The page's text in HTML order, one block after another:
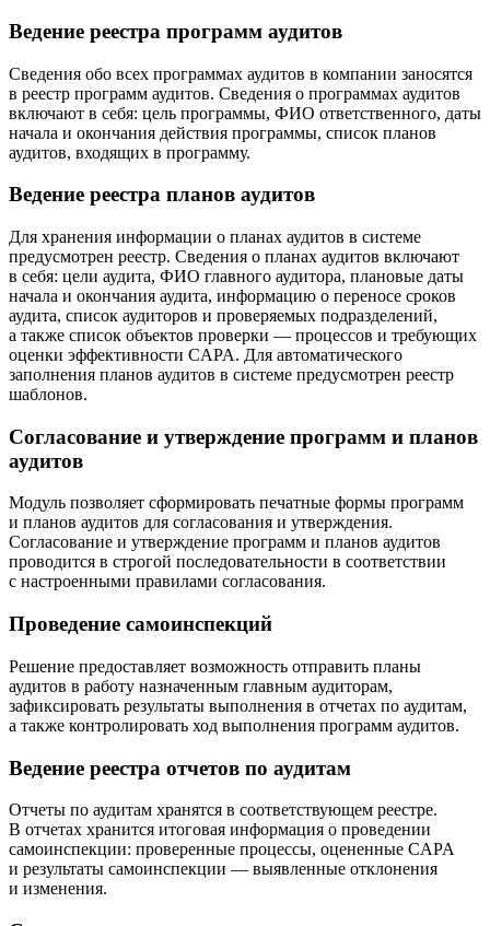
Ведение реестра программ аудитов
Сведения обо всех программах аудитов в компании заносятся
в реестр программ аудитов. Сведения о программах аудитов
включают в себя: цель программы, ФИО ответственного, даты
начала и окончания действия программы, список планов
аудитов, входящих в программу.
Ведение реестра планов аудитов
Для хранения информации о планах аудитов в системе
предусмотрен реестр. Сведения о планах аудитов включают
в себя: цели аудита, ФИО главного аудитора, плановые даты
начала и окончания аудита, информацию о переносе сроков
аудита, список аудиторов и проверяемых подразделений,
а также список объектов проверки — процессов и требующих
оценки эффективности CAPA. Для автоматического
заполнения планов аудитов в системе предусмотрен реестр
шаблонов.
Согласование и утверждение программ и планов
аудитов
Модуль позволяет сформировать печатные формы программ
и планов аудитов для согласования и утверждения.
Согласование и утверждение программ и планов аудитов
проводится в строгой последовательности в соответствии
с настроенными правилами согласования.
Проведение самоинспекций
Решение предоставляет возможность отправить планы
аудитов в работу назначенным главным аудиторам,
зафиксировать результаты выполнения в отчетах по аудитам,
а также контролировать ход выполнения программ аудитов.
Ведение реестра отчетов по аудитам
Отчеты по аудитам хранятся в соответствующем реестре.
В отчетах хранится итоговая информация о проведении
самоинспекции: проверенные процессы, оцененные CAPA
и результаты самоинспекции — выявленные отклонения
и изменения.